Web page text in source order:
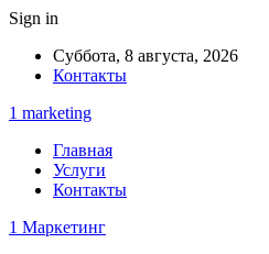
Sign in
Суббота, 8 августа, 2026
Контакты
1 marketing
Главная
Услуги
Контакты
1 Маркетинг